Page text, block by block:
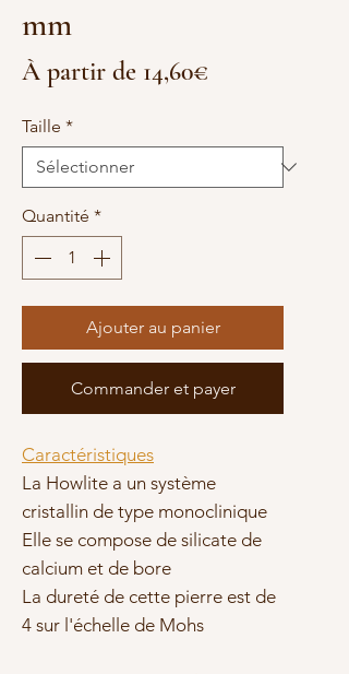
mm
À partir de 14,60€
Taille *
Quantité *
Ajouter au panier
Commander et payer
Caractéristiques
La Howlite a un système
cristallin de type monoclinique
Elle se compose de silicate de
calcium et de bore
La dureté de cette pierre est de
4 sur l'échelle de Mohs